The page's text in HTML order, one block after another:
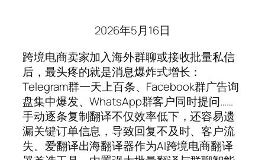
2026年5月16日
跨境电商卖家加入海外群聊或接收批量私信
后，最头疼的就是消息爆炸式增长：
Telegram群一天上百条、Facebook群广告询
盘集中爆发、WhatsApp群客户同时提问……
手动逐条复制翻译不仅效率低下，还容易遗
漏关键订单信息，导致回复不及时、客户流
失。爱翻译出海翻译器作为AI跨境电商翻译